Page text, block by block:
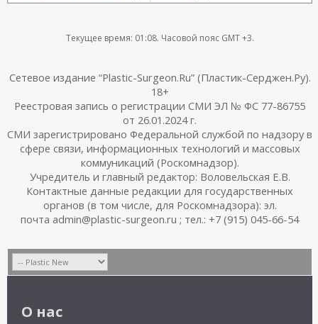
Текущее время: 01:08. Часовой пояс GMT +3.
Сетевое издание “Plastic-Surgeon.Ru” (Пластик-Серджен.Ру).
18+
Реестровая запись о регистрации СМИ ЭЛ № ФС 77-86755
от 26.01.2024 г.
СМИ зарегистрировано Федеральной службой по надзору в
сфере связи, информационных технологий и массовых
коммуникаций (Роскомнадзор).
Учредитель и главный редактор: Воловельская Е.В.
Контактные данные редакции для государственных
органов (в том числе, для Роскомнадзора): эл.
почта admin@plastic-surgeon.ru ; тел.: +7 (915) 045-66-54
О нас